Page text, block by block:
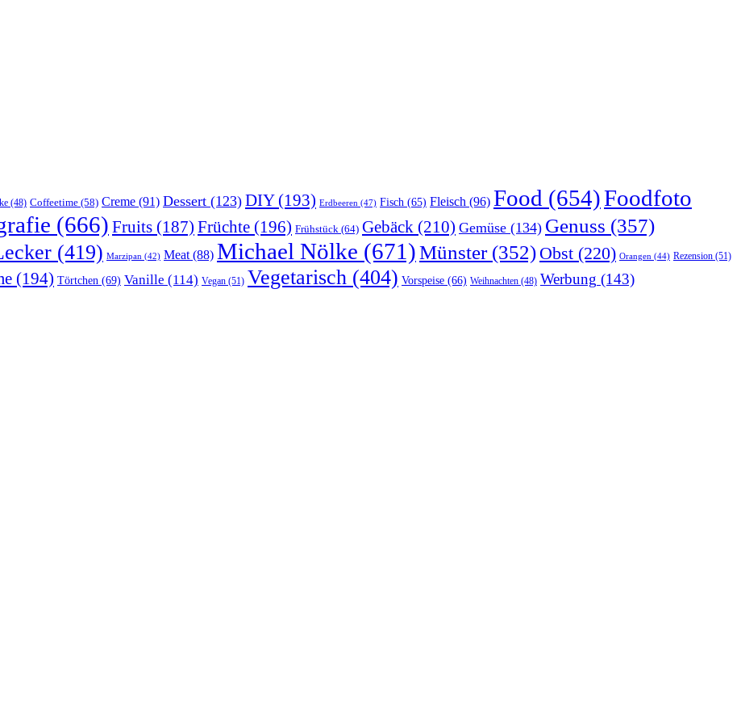
(48) Coffeetime (58) Creme (91) Dessert (123) DIY(193) Erdbeeren (47) Fisch (65) Fleisch (96) Food (654)Foodfoto
(666) Fruits (187) Früchte (196) Frühstück (64) Gebäck (210) Gemüse (134) Genuss (357)
(419) Marzipan (42) Meat(88) Michael Nölke (671)Münster(352) Obst (220) Orangen (44) Rezension (51)
(194) Törtchen (69) Vanille (114) Vegan (51) Vegetarisch (404) Vorspeise (66) Weihnachten (48) Werbung (143)